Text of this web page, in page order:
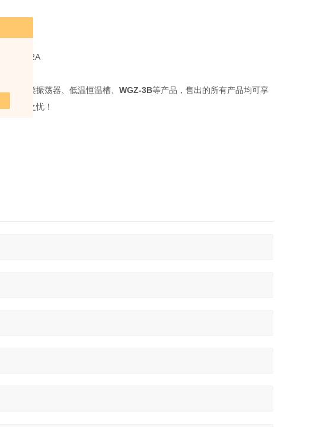
0.2A
、各类振荡器、低温恒温槽、WGZ-3B等产品，售出的所有产品均可享
后顾之忧！